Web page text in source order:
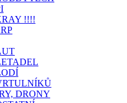
!!!!
DRONY